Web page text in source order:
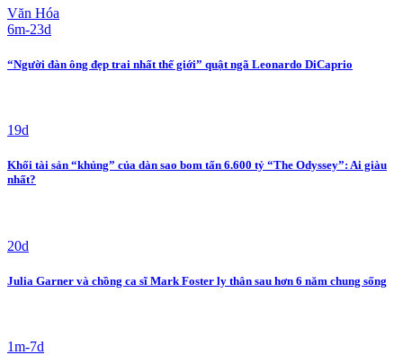
Văn Hóa
6m-23d
“Người đàn ông đẹp trai nhất thế giới” quật ngã Leonardo DiCaprio
19d
Khối tài sản “khủng” của dàn sao bom tấn 6.600 tỷ “The Odyssey”: Ai giàu
nhất?
20d
Julia Garner và chồng ca sĩ Mark Foster ly thân sau hơn 6 năm chung sống
1m-7d